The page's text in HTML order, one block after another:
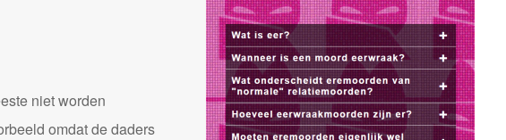
niet worden
omdat de daders